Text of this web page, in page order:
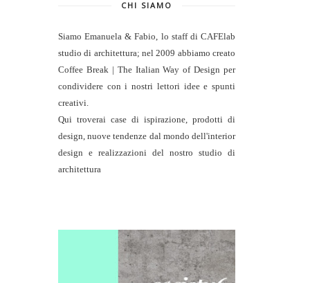
CHI SIAMO
Siamo Emanuela & Fabio, lo staff di CAFElab
studio di architettura; nel 2009 abbiamo creato
Coffee Break | The Italian Way of Design per
condividere con i nostri lettori idee e spunti
creativi.
Qui troverai case di ispirazione, prodotti di
design, nuove tendenze dal mondo dell'interior
design e realizzazioni del nostro studio di
architettura